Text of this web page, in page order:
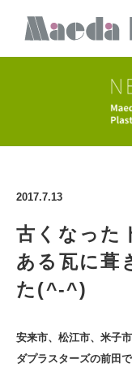
2017.7.13
古くなった
ある瓦に葺
た(^-^)
安来市、松江市、米子
ダプラスターズの前田